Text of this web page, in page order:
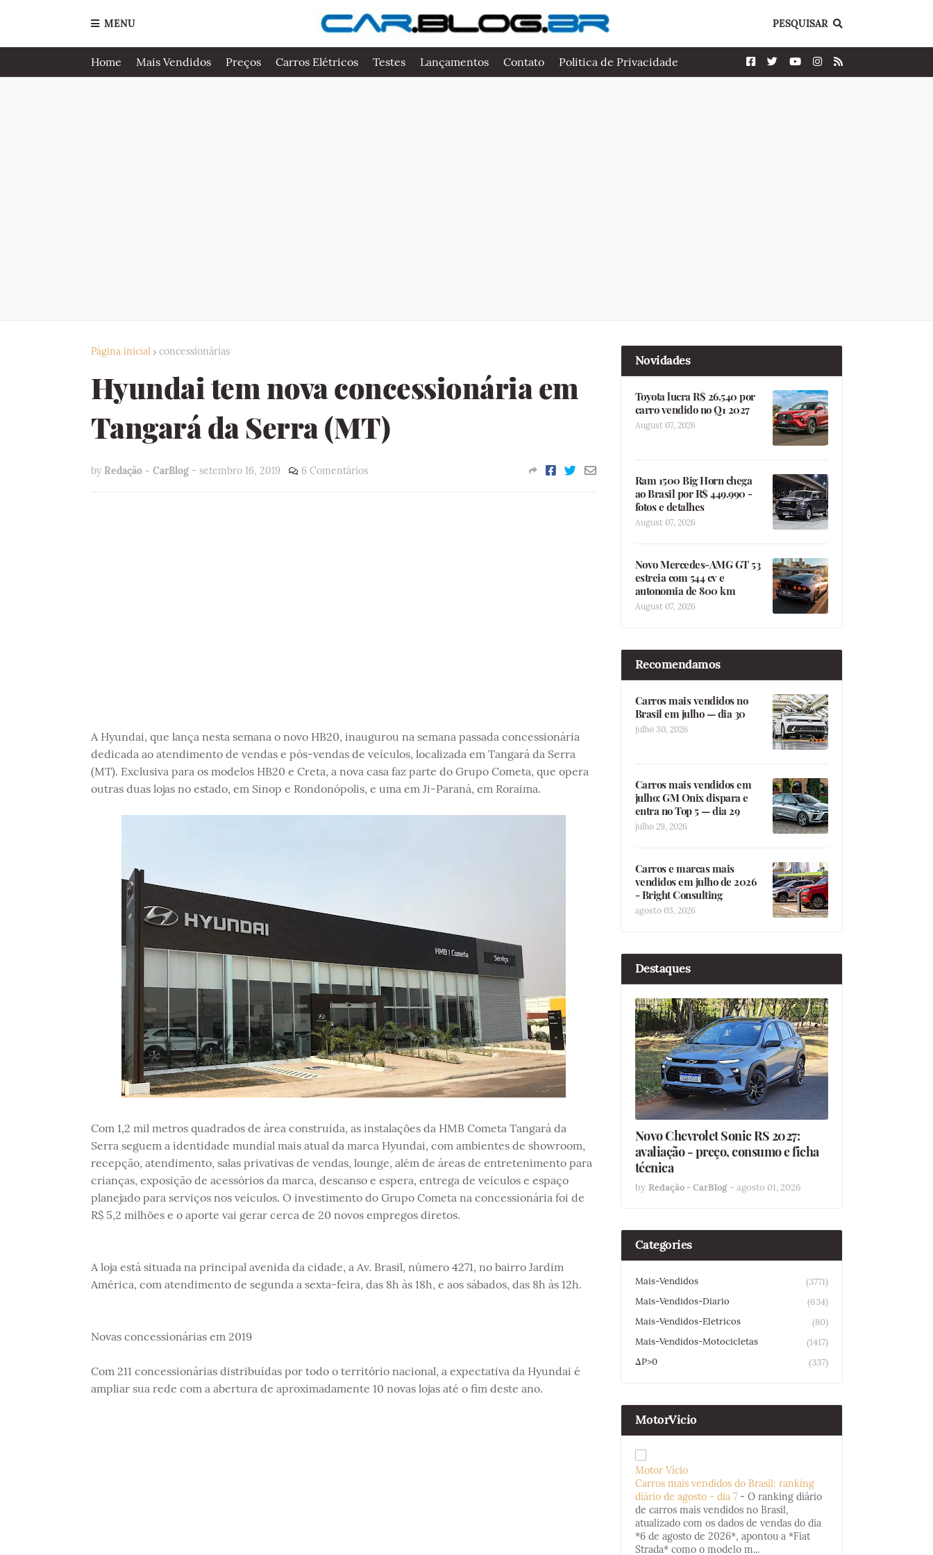
MENU PESQUISAR
Home Mais Vendidos Preços Carros Elétricos Testes Lançamentos Contato Politica de Privacidade
Página inicial concessionárias
Hyundai tem nova concessionária em
Tangará da Serra (MT)
by Redação - CarBlog - setembro 16, 2019 6 Comentários
A Hyundai, que lança nesta semana o novo HB20, inaugurou na semana passada concessionária
dedicada ao atendimento de vendas e pós-vendas de veículos, localizada em Tangará da Serra
(MT). Exclusiva para os modelos HB20 e Creta, a nova casa faz parte do Grupo Cometa, que opera
outras duas lojas no estado, em Sinop e Rondonópolis, e uma em Ji-Paraná, em Roraima.
Com 1,2 mil metros quadrados de área construída, as instalações da HMB Cometa Tangará da
Serra seguem a identidade mundial mais atual da marca Hyundai, com ambientes de showroom,
recepção, atendimento, salas privativas de vendas, lounge, além de áreas de entretenimento para
crianças, exposição de acessórios da marca, descanso e espera, entrega de veículos e espaço
planejado para serviços nos veículos. O investimento do Grupo Cometa na concessionária foi de
R$ 5,2 milhões e o aporte vai gerar cerca de 20 novos empregos diretos.
A loja está situada na principal avenida da cidade, a Av. Brasil, número 4271, no bairro Jardim
América, com atendimento de segunda a sexta-feira, das 8h às 18h, e aos sábados, das 8h às 12h.
Novas concessionárias em 2019
Com 211 concessionárias distribuídas por todo o território nacional, a expectativa da Hyundai é
ampliar sua rede com a abertura de aproximadamente 10 novas lojas até o fim deste ano.
Novidades
Toyota lucra R$ 26.540 por
carro vendido no Q1 2027
August 07, 2026
Ram 1500 Big Horn chega
ao Brasil por R$ 449.990 -
fotos e detalhes
August 07, 2026
Novo Mercedes-AMG GT 53
estreia com 544 cv e
autonomia de 800 km
August 07, 2026
Recomendamos
Carros mais vendidos no
Brasil em julho — dia 30
julho 30, 2026
Carros mais vendidos em
julho: GM Onix dispara e
entra no Top 5 — dia 29
julho 29, 2026
Carros e marcas mais
vendidos em julho de 2026
- Bright Consulting
agosto 03, 2026
Destaques
Novo Chevrolet Sonic RS 2027:
avaliação - preço, consumo e ficha
técnica
by Redação - CarBlog - agosto 01, 2026
Categories
Mais-Vendidos
(3771)
Mais-Vendidos-Diario
(634)
Mais-Vendidos-Eletricos
(80)
Mais-Vendidos-Motocicletas
(1417)
ΔP>0
(337)
MotorVicio
Motor Vício
Carros mais vendidos do Brasil: ranking
diário de agosto - dia 7 - O ranking diário
de carros mais vendidos no Brasil,
atualizado com os dados de vendas do dia
*6 de agosto de 2026*, apontou a *Fiat
Strada* como o modelo m...